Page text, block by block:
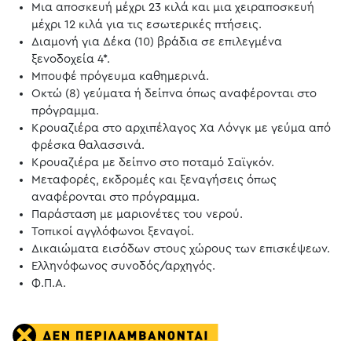
Μια αποσκευή μέχρι 23 κιλά και μια χειραποσκευή
μέχρι 12 κιλά για τις εσωτερικές πτήσεις.
Διαμονή για Δέκα (10) βράδια σε επιλεγμένα
ξενοδοχεία 4*.
Μπουφέ πρόγευμα καθημερινά.
Οκτώ (8) γεύματα ή δείπνα όπως αναφέρονται στο
πρόγραμμα.
Κρουαζιέρα στο αρχιπέλαγος Χα Λόνγκ με γεύμα από
φρέσκα θαλασσινά.
Κρουαζιέρα με δείπνο στο ποταμό Σαϊγκόν.
Μεταφορές, εκδρομές και ξεναγήσεις όπως
αναφέρονται στο πρόγραμμα.
Παράσταση με μαριονέτες του νερού.
Τοπικοί αγγλόφωνοι ξεναγοί.
Δικαιώματα εισόδων στους χώρους των επισκέψεων.
Ελληνόφωνος συνοδός/αρχηγός.
Φ.Π.Α.